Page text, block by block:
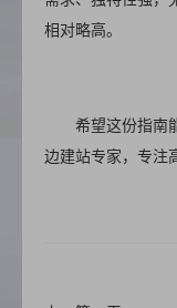
相对略高。
希望这份指南
边建站专家，专注